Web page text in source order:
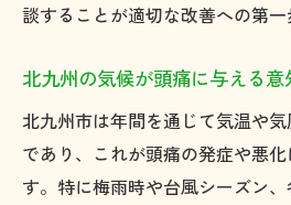
談することが適切な改善への第一
北九州の気候が頭痛に与える意
北九州市は年間を通じて気温や
であり、これが頭痛の発症や悪
す。特に梅雨時や台風シーズン